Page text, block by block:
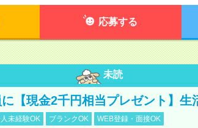
応募する
未読
【現金2千円相当プレゼント】生
未経験OK ブランクOK WEB登録・面接OK